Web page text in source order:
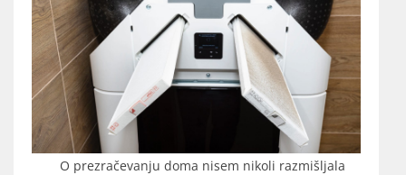
O prezračevanju doma nisem nikoli razmišljala